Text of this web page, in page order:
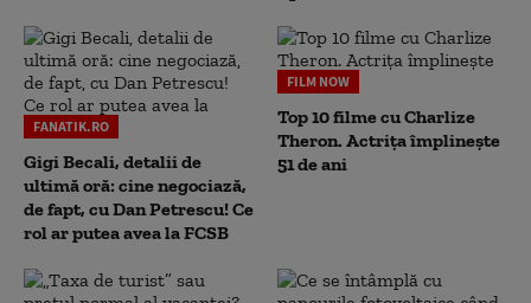
FANATIK.RO
Gigi Becali, detalii de
ultimă oră: cine negociază,
de fapt, cu Dan Petrescu! Ce
rol ar putea avea la FCSB
FILM NOW
Top 10 filme cu Charlize
Theron. Actrița împlinește
51 de ani